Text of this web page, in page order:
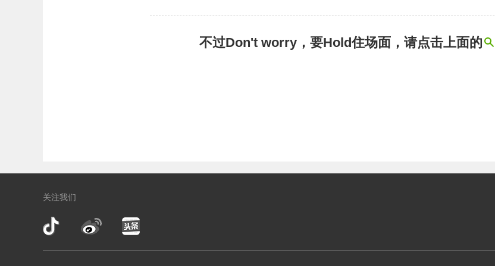
不过Don't worry，要Hold住场面，请点击上面的
关注我们